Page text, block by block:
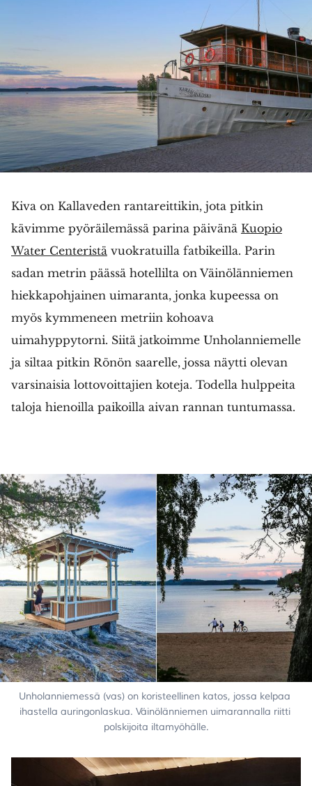
Kiva on Kallaveden rantareittikin, jota pitkin
kävimme pyöräilemässä parina päivänä Kuopio
Water Centeristä vuokratuilla fatbikeilla. Parin
sadan metrin päässä hotellilta on Väinölänniemen
hiekkapohjainen uimaranta, jonka kupeessa on
myös kymmeneen metriin kohoava
uimahyppytorni. Siitä jatkoimme Unholanniemelle
ja siltaa pitkin Rönön saarelle, jossa näytti olevan
varsinaisia lottovoittajien koteja. Todella hulppeita
taloja hienoilla paikoilla aivan rannan tuntumassa.
Unholanniemessä (vas) on koristeellinen katos, jossa kelpaa
ihastella auringonlaskua. Väinölänniemen uimarannalla riitti
polskijoita iltamyöhälle.